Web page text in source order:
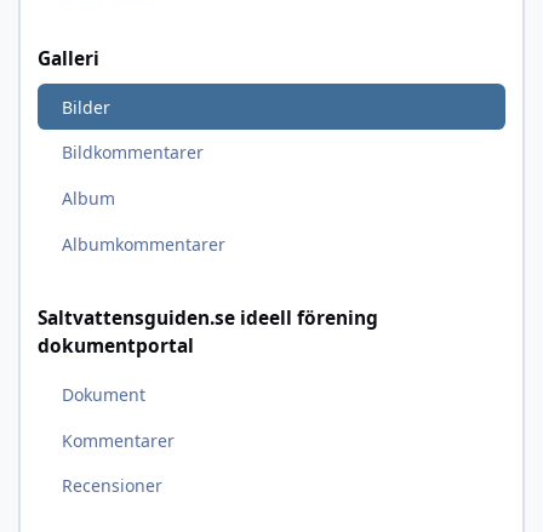
Galleri
Bilder
Bildkommentarer
Album
Albumkommentarer
Saltvattensguiden.se ideell förening
dokumentportal
Dokument
Kommentarer
Recensioner